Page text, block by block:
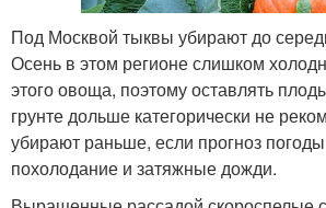
Под Москвой тыквы убирают до
Осень в этом регионе слишком
этого овоща, поэтому оставлять
грунте дольше категорически не
убирают раньше, если прогноз
похолодание и затяжные дожди.